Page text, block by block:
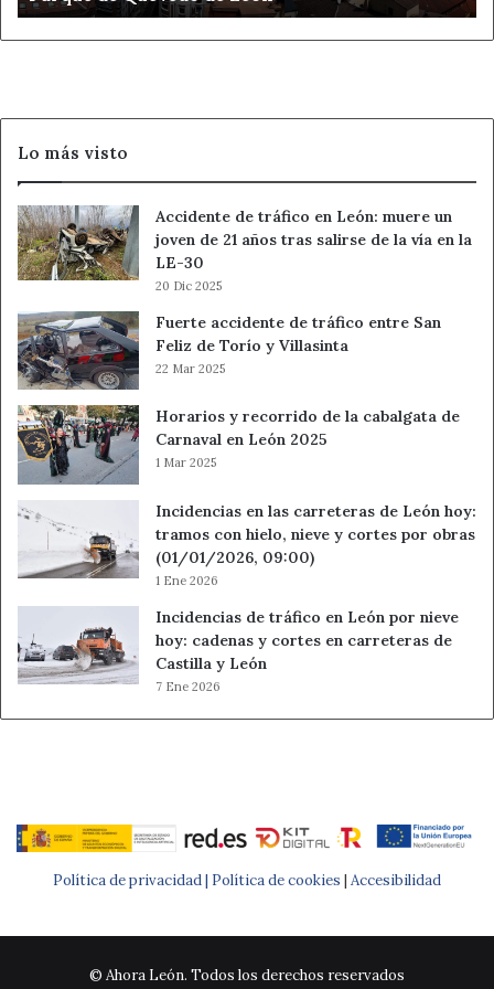
suficientes para sufragar su mantenimiento,
Ahora León IMU
Manifestaciones
Quevedo
de
Lo más visto
Accidente de tráfico en León: muere un
joven de 21 años tras salirse de la vía en la
LE-30
20 Dic 2025
Fuerte accidente de tráfico entre San
Feliz de Torío y Villasinta
22 Mar 2025
Horarios y recorrido de la cabalgata de
Carnaval en León 2025
1 Mar 2025
Incidencias en las carreteras de León hoy:
tramos con hielo, nieve y cortes por obras
(01/01/2026, 09:00)
1 Ene 2026
Incidencias de tráfico en León por nieve
hoy: cadenas y cortes en carreteras de
Castilla y León
7 Ene 2026
Política de privacidad | Política de cookies | Accesibilidad
© Ahora León. Todos los derechos reservados